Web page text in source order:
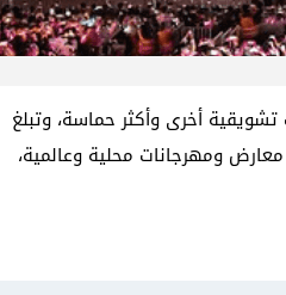
تشويقية أخرى وأكثر حماسة، وتبلغ
مساحة المخصصة لفاعليات بدء موسم الرياض حوالي 7 مليون متر مربع، لتقام به 10 معارض ومهرجانات محلية وعالمية،